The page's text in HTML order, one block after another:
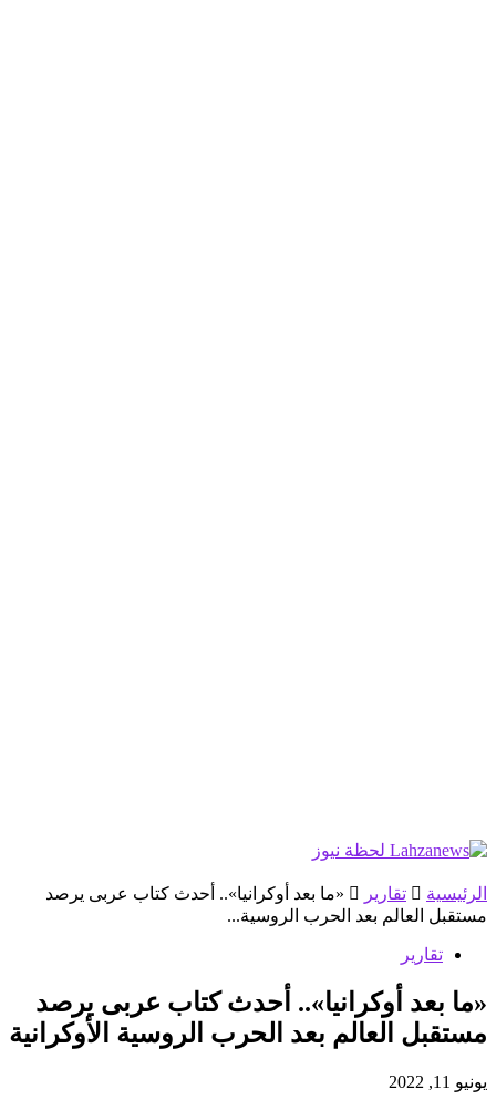
الرئيسية تقارير
«ما بعد أوكرانيا».. أحدث كتاب عربى يرصد
مستقبل العالم بعد الحرب الروسية...
تقارير
«ما بعد أوكرانيا».. أحدث كتاب عربى يرصد
مستقبل العالم بعد الحرب الروسية الأوكرانية
يونيو 11, 2022